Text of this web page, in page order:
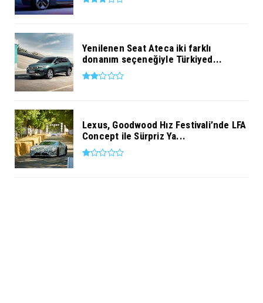
Yenilenen Seat Ateca iki farklı
donanım seçeneğiyle Türkiyed...
Lexus, Goodwood Hız Festivali’nde LFA
Concept ile Sürpriz Ya...